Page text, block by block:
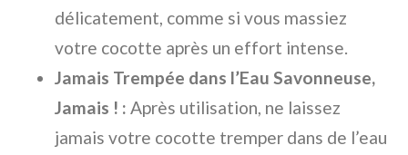
délicatement, comme si vous massiez
votre cocotte après un effort intense.
Jamais Trempée dans l’Eau Savonneuse,
Jamais ! : Après utilisation, ne laissez
jamais votre cocotte tremper dans de l’eau